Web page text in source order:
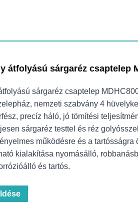
átfolyású sárgaréz csaptelep
sárgaréz csaptelep
nemzeti szabvány 4
precíz háló, jó tömítési
sárgaréz testtel és réz
működésre és a tartósságra
kialakítása nyomásálló,
és tartós.